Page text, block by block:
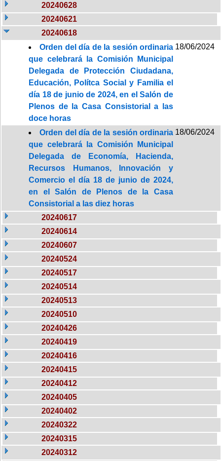
20240628
20240621
20240618
Orden del día de la sesión ordinaria
que celebrará la Comisión Municipal
Delegada de Protección Ciudadana,
Educación, Polítca Social y Familia el
día 18 de junio de 2024, en el Salón de
Plenos de la Casa Consistorial a las
doce horas
18/06/2024
Orden del día de la sesión ordinaria
que celebrará la Comisión Municipal
Delegada de Economía, Hacienda,
Recursos Humanos, Innovación y
Comercio el día 18 de junio de 2024,
en el Salón de Plenos de la Casa
Consistorial a las diez horas
18/06/2024
20240617
20240614
20240607
20240524
20240517
20240514
20240513
20240510
20240426
20240419
20240416
20240415
20240412
20240405
20240402
20240322
20240315
20240312